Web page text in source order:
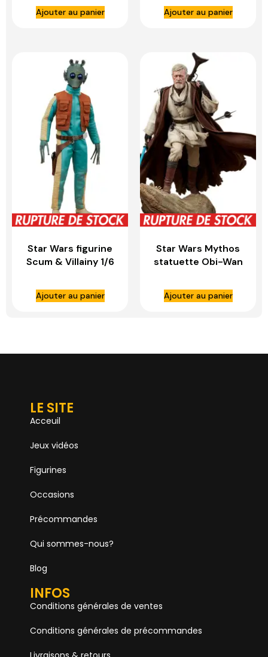
Cheshire Cat –
SIDESHOW
Ajouter au panier
Quinn – SIDESHOW
COLLECTIBLES
Ajouter au panier
Star Wars figurine
Scum & Villainy 1/6
SIDESHOW
COLLECTIBLES
Ajouter au panier
Star Wars Mythos
statuette Obi-Wan
COLLECTIBLES
Ajouter au panier
LE SITE
Acceuil
Jeux vidéos
Figurines
Occasions
Précommandes
Qui sommes-nous?
Blog
INFOS
Conditions générales de ventes
Conditions générales de précommandes